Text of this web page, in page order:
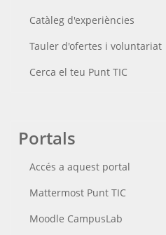
Catàleg d'experiències
Tauler d'ofertes i voluntariat
Cerca el teu Punt TIC
Portals
Accés a aquest portal
Mattermost Punt TIC
Moodle CampusLab